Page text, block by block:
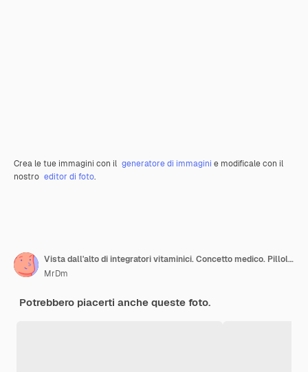
Crea le tue immagini con il generatore di immagini e modificale con il
nostro editor di foto.
Vista dall'alto di integratori vitaminici. Concetto medico. Pillole giallo-bianche su sfondo blu
MrDm
Potrebbero piacerti anche queste foto.